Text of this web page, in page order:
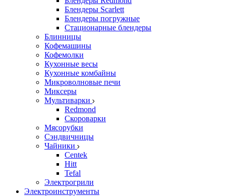
Блендеры Scarlett
Блендеры погружные
Стационарные блендеры
Блинницы
Кофемашины
Кофемолки
Кухонные весы
Кухонные комбайны
Микроволновые печи
Миксеры
Мультиварки
Redmond
Скороварки
Мясорубки
Сэндвичницы
Чайники
Centek
Hitt
Tefal
Электрогрили
Электроинструменты